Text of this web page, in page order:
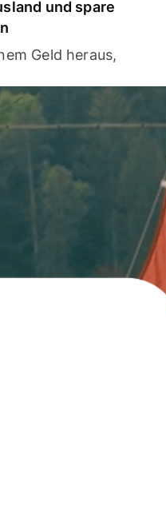
und spare
Geld heraus,